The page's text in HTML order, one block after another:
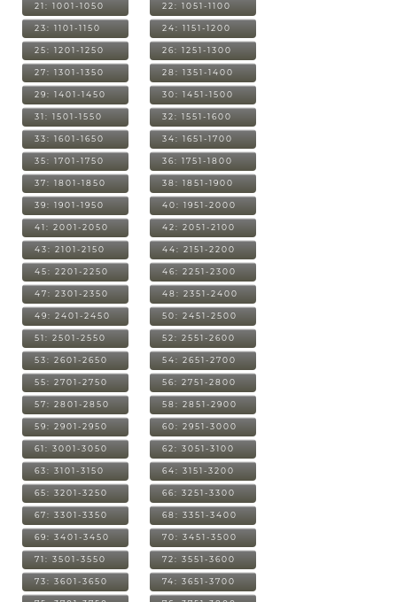
21: 1001-1050 22: 1051-1100
23: 1101-1150 24: 1151-1200
25: 1201-1250 26: 1251-1300
27: 1301-1350 28: 1351-1400
29: 1401-1450 30: 1451-1500
31: 1501-1550 32: 1551-1600
33: 1601-1650 34: 1651-1700
35: 1701-1750 36: 1751-1800
37: 1801-1850 38: 1851-1900
39: 1901-1950 40: 1951-2000
41: 2001-2050 42: 2051-2100
43: 2101-2150 44: 2151-2200
45: 2201-2250 46: 2251-2300
47: 2301-2350 48: 2351-2400
49: 2401-2450 50: 2451-2500
51: 2501-2550 52: 2551-2600
53: 2601-2650 54: 2651-2700
55: 2701-2750 56: 2751-2800
57: 2801-2850 58: 2851-2900
59: 2901-2950 60: 2951-3000
61: 3001-3050 62: 3051-3100
63: 3101-3150 64: 3151-3200
65: 3201-3250 66: 3251-3300
67: 3301-3350 68: 3351-3400
69: 3401-3450 70: 3451-3500
71: 3501-3550 72: 3551-3600
73: 3601-3650 74: 3651-3700